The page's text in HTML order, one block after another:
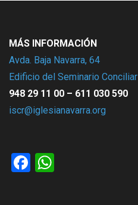
MÁS INFORMACIÓN
Avda. Baja Navarra, 64
Edificio del Seminario Conciliar
948 29 11 00 – 611 030 590
iscr@iglesianavarra.org
Facebook